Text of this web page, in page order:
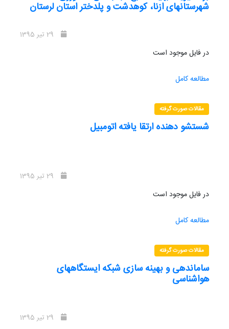
شهرستانهای ازنا، کوهدشت و پلدختر استان لرستان
در فایل موجود است
مطالعه کامل
مقالات صورت گرفته
شستشو دهنده ارتقا یافته اتومبیل
در فایل موجود است
مطالعه کامل
مقالات صورت گرفته
ساماندهی و بهینه سازی شبکه ایستگاههای
هواشناسی